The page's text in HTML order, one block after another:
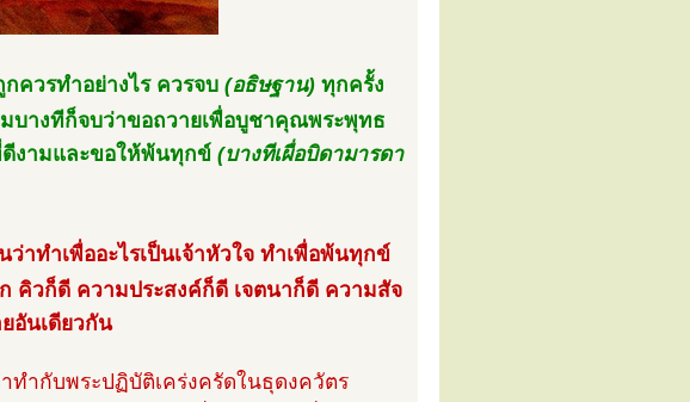
ควรทำอย่างไร ควรจบ (อธิษฐาน) ทุกครั้ง
บางทีก็จบว่าขอถวายเพื่อบูชาคุณพระพุทธ
งามและขอให้พ้นทุกข์ (บางทีเผื่อบิดามารดา
าทำเพื่ออะไรเป็นเจ้าหัวใจ ทำเพื่อพ้นทุกข์
วก็ดี ความประสงค์ก็ดี เจตนาก็ดี ความสัจ
อันเดียวกัน
ทำกับพระปฏิบัติเคร่งครัดในธุดงควัตร